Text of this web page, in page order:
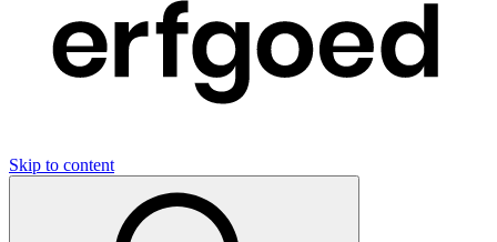
Skip to content